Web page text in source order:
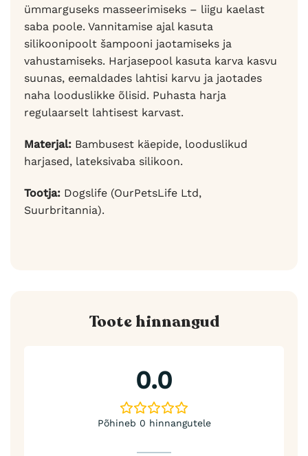
ümmarguseks masseerimiseks – liigu kaelast
saba poole. Vannitamise ajal kasuta
silikoonipoolt šampooni jaotamiseks ja
vahustamiseks. Harjasepool kasuta karva kasvu
suunas, eemaldades lahtisi karvu ja jaotades
naha looduslikke õlisid. Puhasta harja
regulaarselt lahtisest karvast.
Materjal: Bambusest käepide, looduslikud
harjased, lateksivaba silikoon.
Tootja: Dogslife (OurPetsLife Ltd,
Suurbritannia).
Toote hinnangud
0.0
Põhineb 0 hinnangutele